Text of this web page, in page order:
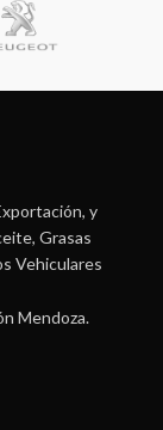
y
Grasas
Vehiculares
Mendoza.